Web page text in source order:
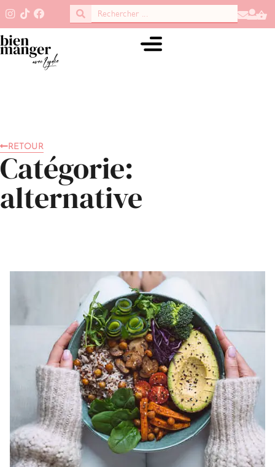
RETOUR
Catégorie:
alternative